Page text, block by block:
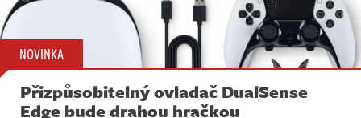
NOVINKA
Přizpůsobitelný ovladač DualSense
Edge bude drahou hračkou